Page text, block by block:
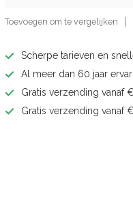
Toevoegen om te vergelijken
Scherpe tarieven en
Al meer dan 60 jaar
Gratis verzending vanaf
Gratis verzending vanaf